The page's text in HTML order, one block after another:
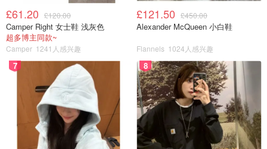
£61.20 £120.00
Camper Right 女士鞋 浅灰色
超多博主同款~
Camper 1241人感兴趣
£121.50 £450.00
Alexander McQueen 小白鞋
Flannels 1024人感兴趣
7 8